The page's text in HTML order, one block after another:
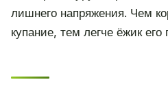
лишнего напряжения. Чем
купание, тем легче ёжик его